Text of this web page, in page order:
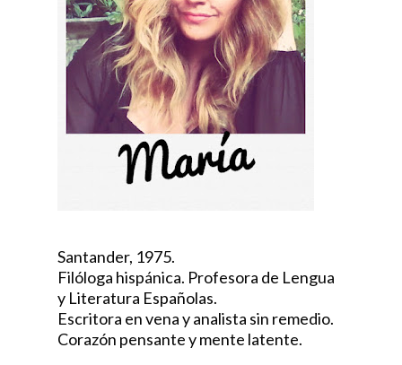
Santander, 1975.
Filóloga hispánica. Profesora de Lengua
y Literatura Españolas.
Escritora en vena y analista sin remedio.
Corazón pensante y mente latente.